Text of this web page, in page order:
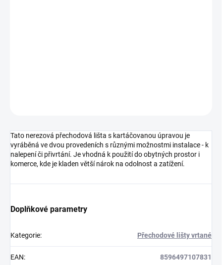
Tato nerezová přechodová lišta s kartáčovanou úpravou je
vyráběná ve dvou provedeních s různými možnostmi instalace - k
nalepení či přivrtání. Je vhodná k použití do obytných prostor i
komerce, kde je kladen větší nárok na odolnost a zatížení.
Doplňkové parametry
Kategorie: Přechodové lišty vrtané
EAN: 8596497107831